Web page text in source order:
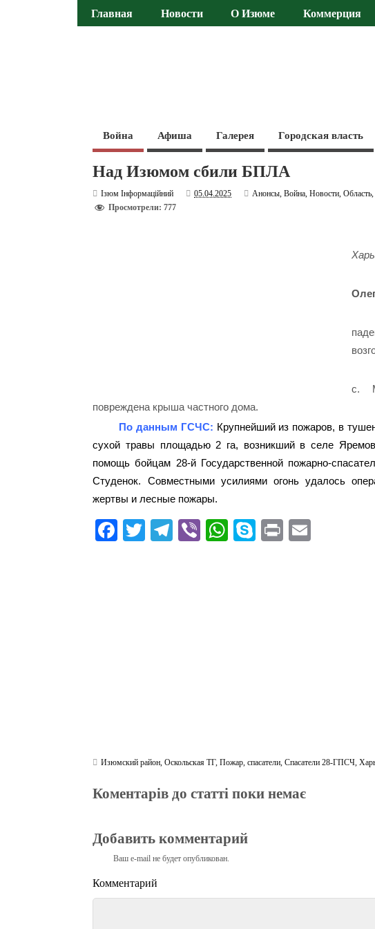
Главная Новости О Изюме Коммерция
Война Афиша Галерея Городская власть
Над Изюмом сбили БПЛА
Ізюм Інформаційний 05.04.2025 Анонсы,Война,Новости,Область
Просмотрели: 777
с.
повреждена крыша частного дома.
По данным ГСЧС: Крупнейший из пожаров, в
сухой травы площадью 2 га, возникший в селе
помощь бойцам 28-й Государственной пожарно-
Студенок. Совместными усилиями огонь удалось
жертвы и лесные пожары.
Fa T
Te Vi
W
S
Pr
Изюмский район,Оскольская ТГ,Пожар,спасатели,Спасатели 28-ГПСЧ,
Коментарів до статті поки немає
Добавить комментарий
Ваш e-mail не будет опубликован.
Комментарий